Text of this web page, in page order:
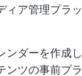
ィア管理プラ
ンダーを作成
ンツの事前プ